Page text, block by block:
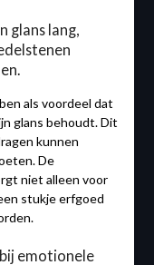
glans lang,
als voordeel dat
glans behoudt. Dit
kunnen
De
niet alleen voor
stukje erfgoed
emotionele